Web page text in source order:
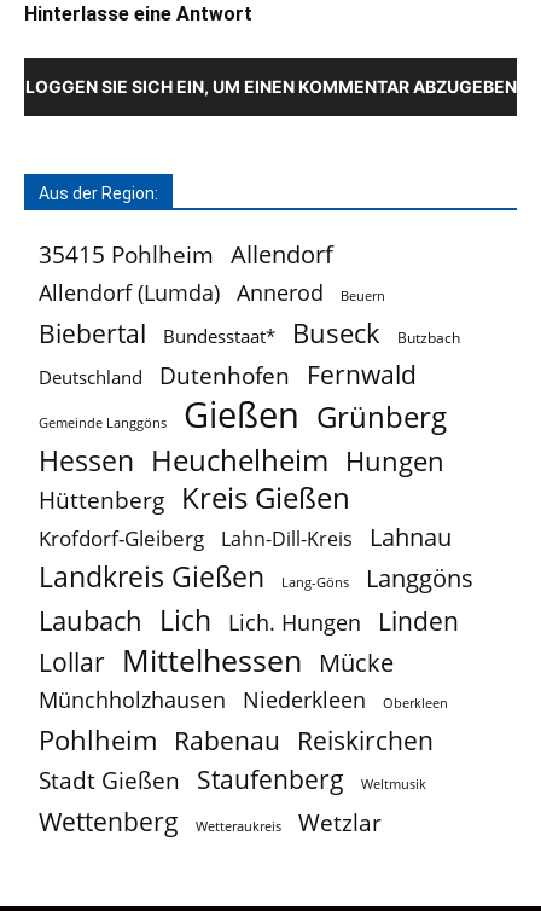
Hinterlasse eine Antwort
LOGGEN SIE SICH EIN, UM EINEN KOMMENTAR ABZUGEBEN
Aus der Region:
35415 Pohlheim Allendorf
Allendorf (Lumda) Annerod Beuern
Biebertal Bundesstaat* Buseck Butzbach
Deutschland Dutenhofen Fernwald
Gemeinde Langgöns Gießen Grünberg
Hessen Heuchelheim Hungen
Hüttenberg Kreis Gießen
Krofdorf-Gleiberg Lahn-Dill-Kreis Lahnau
Landkreis Gießen Lang-Göns Langgöns
Laubach Lich Lich. Hungen Linden
Lollar Mittelhessen Mücke
Münchholzhausen Niederkleen Oberkleen
Pohlheim Rabenau Reiskirchen
Stadt Gießen Staufenberg Weltmusik
Wettenberg Wetteraukreis Wetzlar